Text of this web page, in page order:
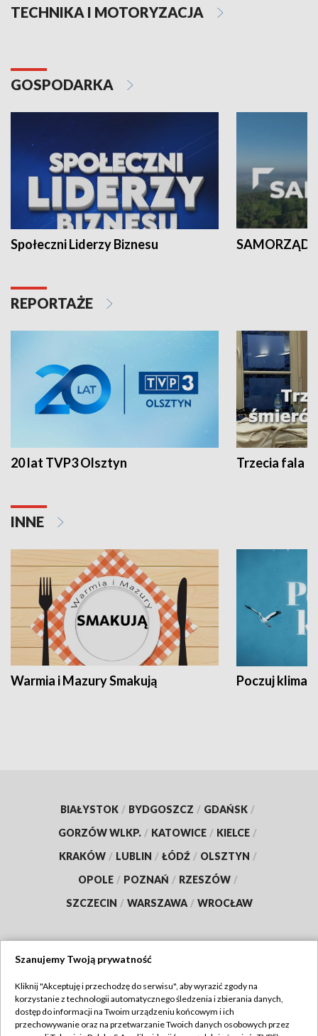
TECHNIKA I MOTORYZACJA
GOSPODARKA
Społeczni Liderzy Biznesu SAMORZĄD
REPORTAŻE
20 lat TVP3 Olsztyn Trzecia fala -
INNE
Warmia i Mazury Smakują Poczuj klimat
BIAŁYSTOK / BYDGOSZCZ / GDAŃSK /
GORZÓW WLKP. / KATOWICE / KIELCE /
KRAKÓW / LUBLIN / ŁÓDŹ / OLSZTYN /
OPOLE / POZNAŃ / RZESZÓW /
SZCZECIN / WARSZAWA / WROCŁAW
TVP
Abonament TVP
Regulamin TVP
Szanujemy Twoją prywatność
Kliknij "Akceptuję i przechodzę do serwisu", aby wyrazić zgody na
korzystanie z technologii automatycznego śledzenia i zbierania danych,
dostęp do informacji na Twoim urządzeniu końcowym i ich
przechowywanie oraz na przetwarzanie Twoich danych osobowych przez